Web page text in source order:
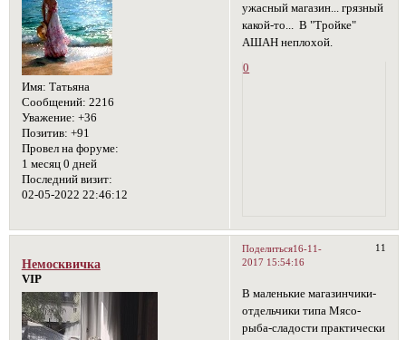
Имя: Татьяна
Сообщений: 2216
Уважение: +36
Позитив: +91
Провел на форуме:
1 месяц 0 дней
Последний визит:
02-05-2022 22:46:12
ужасный магазин... грязный
какой-то... В "Тройке"
АШАН неплохой.
0
Поделиться 11
16-11-
2017 15:54:16
Немосквичка
VIP
В маленькие магазинчики-
отдельчики типа Мясо-
рыба-сладости практически